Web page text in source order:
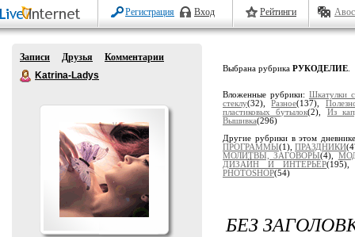
Регистрация Вход Рейтинги
Записи Друзья
Комментарии
Katrina-Ladys
Выбрана рубрика РУКОДЕЛИЕ
Вложенные рубрики: Шкатулки
стеклу(32),Разное(137),
пластиковых бутылок(2), Из
Вышивка(296)
Другие рубрики в этом
ПРОГРАММЫ(1),ПРАЗДНИКИ
МОЛИТВЫ, ЗАГОВОРЫ(4),
ДИЗАЙН И ИНТЕРЬЕР
PHOTOSHOP(54)
БЕЗ